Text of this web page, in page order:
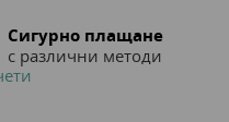
Сигурно плащане
с различни методи